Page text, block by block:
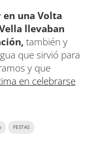
una Volta
llevaban
también y
que sirvió para
y que
en celebrarse
FESTAS